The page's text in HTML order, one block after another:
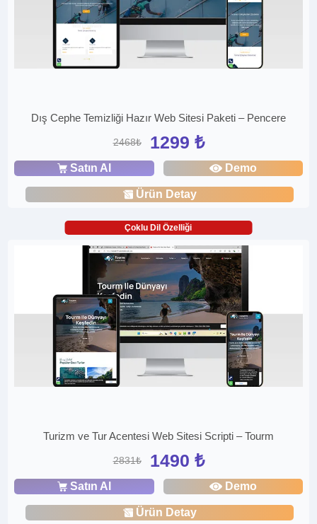
Dış Cephe Temizliği Hazır Web Sitesi Paketi – Pencere
2468₺ 1299 ₺
Satın Al Demo
Ürün Detay
Çoklu Dil Özelliği
Turizm ve Tur Acentesi Web Sitesi Scripti – Tourm
2831₺ 1490 ₺
Satın Al Demo
Ürün Detay